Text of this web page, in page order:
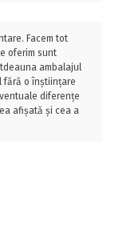
Facem tot
oferim sunt
ambalajul
fără o înștiințare
diferențe
afișată și cea a